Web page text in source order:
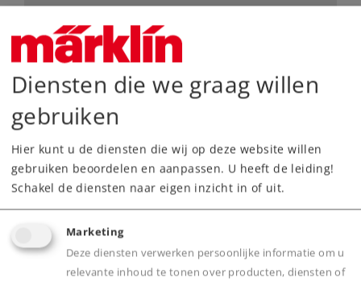
Webwinkel
Dealer zoeken
Downloads
Diensten die we graag willen
gebruiken
Hier kunt u de diensten die wij op deze website willen
gebruiken beoordelen en aanpassen. U heeft de leiding!
Schakel de diensten naar eigen inzicht in of uit.
Marketing
Deze diensten verwerken persoonlijke informatie om u
relevante inhoud te tonen over producten, diensten of